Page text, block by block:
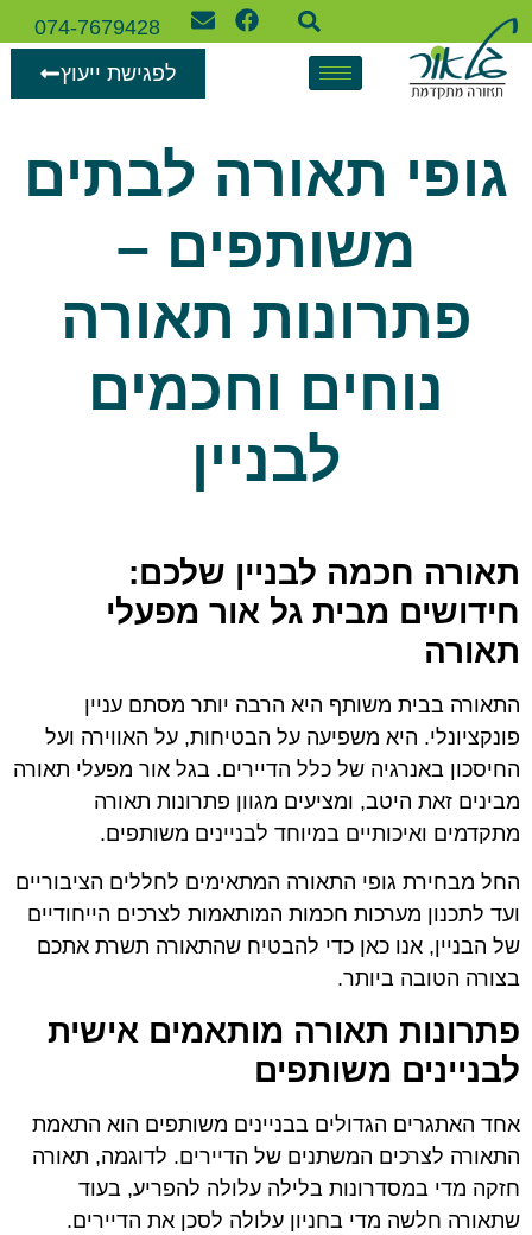
074-7679428
לפגישת ייעוץ
גופי תאורה לבתים
משותפים –
פתרונות תאורה
נוחים וחכמים
לבניין
תאורה חכמה לבניין שלכם:
חידושים מבית גל אור מפעלי
תאורה
התאורה בבית משותף היא הרבה יותר מסתם עניין
פונקציונלי. היא משפיעה על הבטיחות, על האווירה ועל
החיסכון באנרגיה של כלל הדיירים. בגל אור מפעלי תאורה
מבינים זאת היטב, ומציעים מגוון פתרונות תאורה
מתקדמים ואיכותיים במיוחד לבניינים משותפים.
החל מבחירת גופי התאורה המתאימים לחללים הציבוריים
ועד לתכנון מערכות חכמות המותאמות לצרכים הייחודיים
של הבניין, אנו כאן כדי להבטיח שהתאורה תשרת אתכם
בצורה הטובה ביותר.
פתרונות תאורה מותאמים אישית
לבניינים משותפים
אחד האתגרים הגדולים בבניינים משותפים הוא התאמת
התאורה לצרכים המשתנים של הדיירים. לדוגמה, תאורה
חזקה מדי במסדרונות בלילה עלולה להפריע, בעוד
שתאורה חלשה מדי בחניון עלולה לסכן את הדיירים.